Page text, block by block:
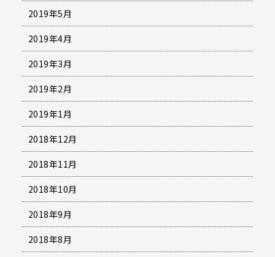
2019年5月
2019年4月
2019年3月
2019年2月
2019年1月
2018年12月
2018年11月
2018年10月
2018年9月
2018年8月